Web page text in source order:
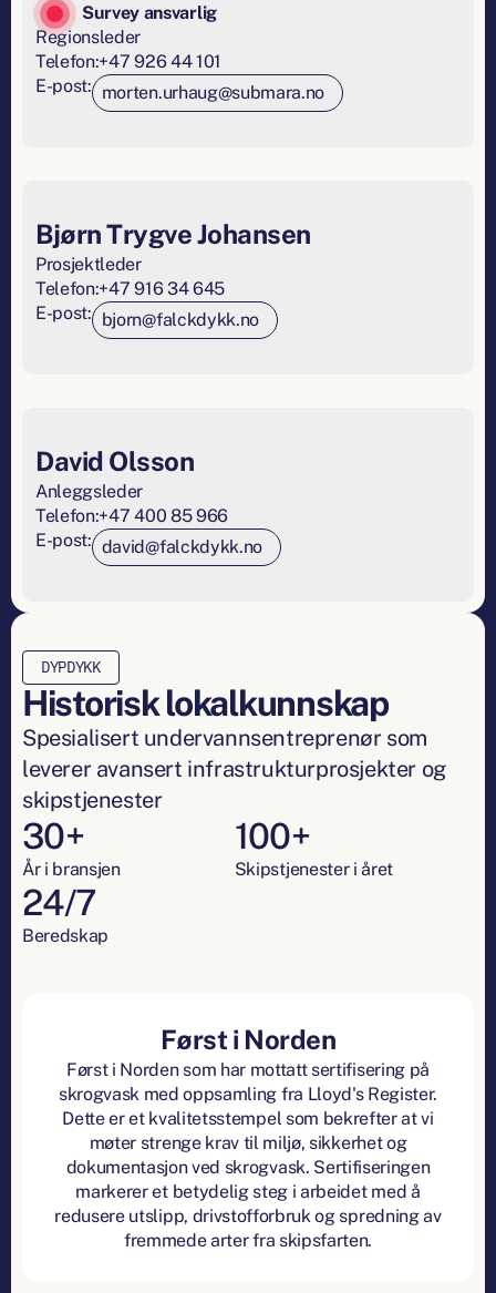
Survey ansvarlig
Regionsleder
Telefon:+47 926 44 101
E-post: morten.urhaug@submara.no
Bjørn Trygve Johansen
Prosjektleder
Telefon:+47 916 34 645
E-post:
bjorn@falckdykk.no
David Olsson
Anleggsleder
Telefon:+47 400 85 966
E-post: david@falckdykk.no
DYPDYKK
Historisk lokalkunnskap
Spesialisert undervannsentreprenør som
leverer avansert infrastrukturprosjekter og
skipstjenester
30+
År i bransjen
100+
Skipstjenester i året
24/7
Beredskap
Først i Norden
Først i Norden som har mottatt sertifisering på
skrogvask med oppsamling fra Lloyd's Register.
Dette er et kvalitetsstempel som bekrefter at vi
møter strenge krav til miljø, sikkerhet og
dokumentasjon ved skrogvask. Sertifiseringen
markerer et betydelig steg i arbeidet med å
redusere utslipp, drivstofforbruk og spredning av
fremmede arter fra skipsfarten.